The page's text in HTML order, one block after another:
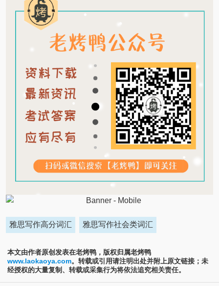
雅思写作高分词汇 雅思写作社会类词汇
本文由作者原创发表在老烤鸭，版权归属老烤鸭
www.laokaoya.com。转载或引用请注明出处并附上原文链接；未
经授权的大量复制、转载或采集行为将依法追究相关责任。